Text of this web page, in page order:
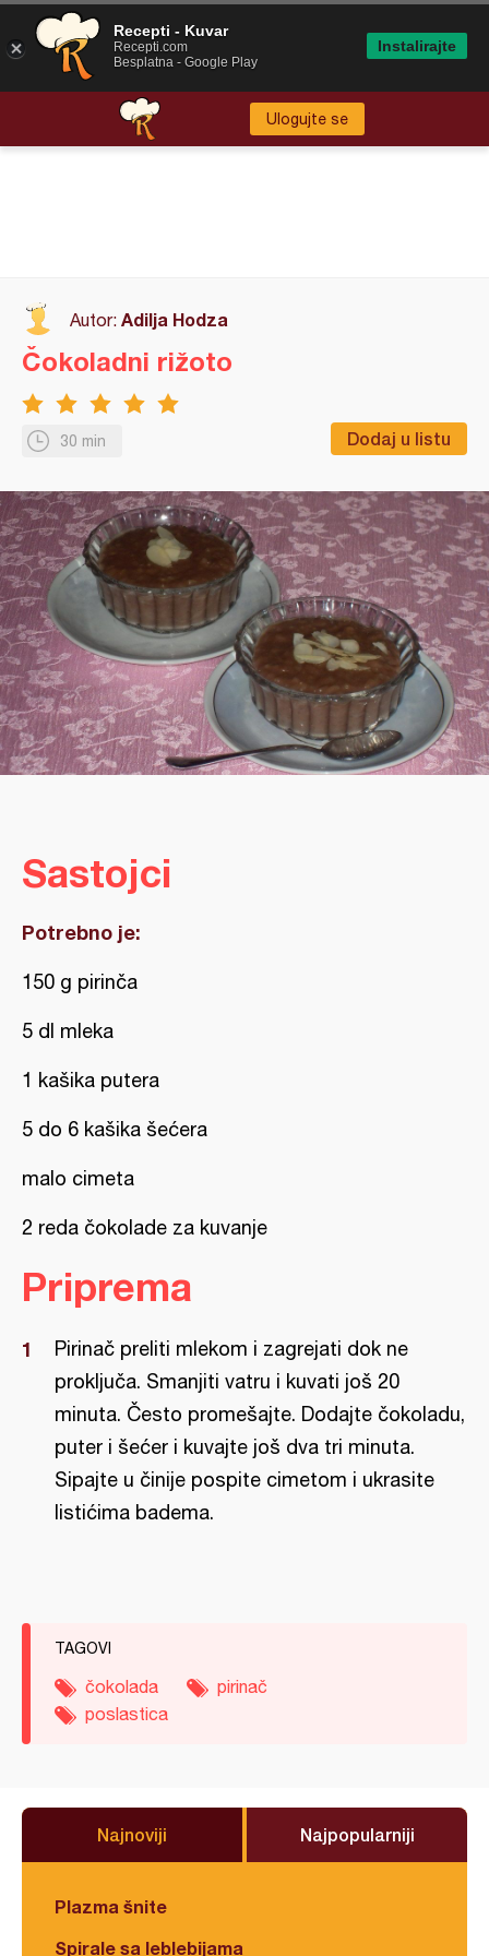
Ulogujte se
Autor: Adilja Hodza
30 min Dodaj u listu
Čokoladni rižoto
Sastojci
Potrebno je:
150 g pirinča
5 dl mleka
1 kašika putera
5 do 6 kašika šećera
malo cimeta
2 reda čokolade za kuvanje
Priprema
Pirinač preliti mlekom i zagrejati dok ne
proključa. Smanjiti vatru i kuvati još 20
minuta. Često promešajte. Dodajte čokoladu,
puter i šećer i kuvajte još dva tri minuta.
Sipajte u činije pospite cimetom i ukrasite
listićima badema.
TAGOVI
čokolada
pirinač
poslastica
Najnoviji Najpopularniji
Plazma šnite
Spirale sa leblebijama
Recepti - Kuvar
Recepti.com
Besplatna - Google Play
Instalirajte